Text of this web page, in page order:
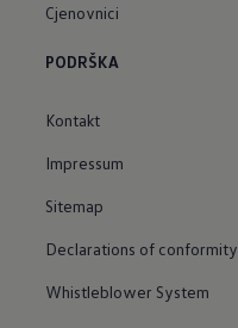
Cjenovnici
PODRŠKA
Kontakt
Impressum
Sitemap
Declarations of conformity
Whistleblower System